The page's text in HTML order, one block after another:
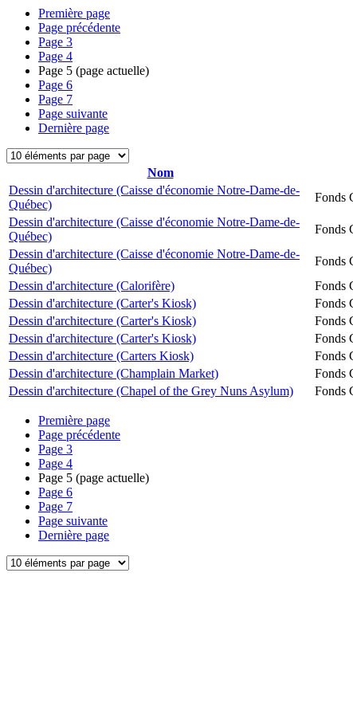
Première page
Page précédente
Page 3
Page 4
Page 5 (page actuelle)
Page 6
Page 7
Page suivante
Dernière page
Nom
Dessin d'architecture (Caisse d'économie Notre-Dame-de-
Québec)
Fonds
Dessin d'architecture (Caisse d'économie Notre-Dame-de-
Québec)
Fonds
Dessin d'architecture (Caisse d'économie Notre-Dame-de-
Québec)
Fonds
Dessin d'architecture (Calorifère)
Fonds
Dessin d'architecture (Carter's Kiosk)
Fonds
Dessin d'architecture (Carter's Kiosk)
Fonds
Dessin d'architecture (Carter's Kiosk)
Fonds
Dessin d'architecture (Carters Kiosk)
Fonds
Dessin d'architecture (Champlain Market)
Fonds
Dessin d'architecture (Chapel of the Grey Nuns Asylum)
Fonds
Première page
Page précédente
Page 3
Page 4
Page 5 (page actuelle)
Page 6
Page 7
Page suivante
Dernière page